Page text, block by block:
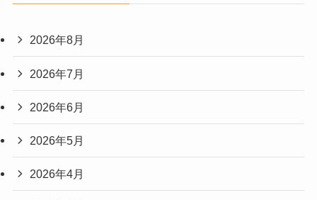
2026年8月
2026年7月
2026年6月
2026年5月
2026年4月